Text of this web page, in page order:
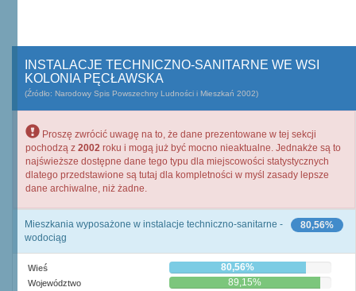
INSTALACJE TECHNICZNO-SANITARNE WE WSI
KOLONIA PĘCŁAWSKA
(Źródło: Narodowy Spis Powszechny Ludności i Mieszkań 2002)
Proszę zwrócić uwagę na to, że dane prezentowane w tej sekcji
pochodzą z 2002 roku i mogą już być mocno nieaktualne. Jednakże są to
najświeższe dostępne dane tego typu dla miejscowości statystycznych
dlatego przedstawione są tutaj dla kompletności w myśl zasady lepsze
dane archiwalne, niż żadne.
80,56%
Mieszkania wyposażone w instalacje techniczno-sanitarne -
wodociąg
Wieś 80,56%
Województwo 89,15%